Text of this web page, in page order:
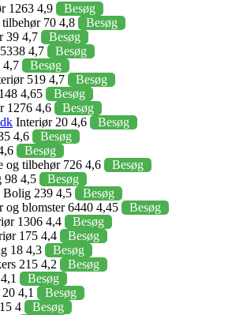
1263 4,9
Besøg
tilbehør 70 4,8
Besøg
39 4,7
Besøg
4,7
Besøg
4,7
Besøg
519 4,7
Besøg
4,65
Besøg
1276 4,6
Besøg
Interiør 20 4,6
Besøg
4,6
Besøg
Besøg
og tilbehør 726 4,6
Besøg
98 4,5
Besøg
Bolig 239 4,5
Besøg
og blomster 6440 4,45
Besøg
1306 4,4
Besøg
175 4,4
Besøg
18 4,3
Besøg
215 4,2
Besøg
Besøg
4,1
Besøg
4
Besøg